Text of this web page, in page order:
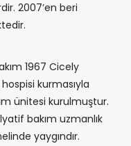
2007’en beri
1967 Cicely
kurmasıyla
ünitesi kurulmuştur.
bakım uzmanlık
yaygındır.